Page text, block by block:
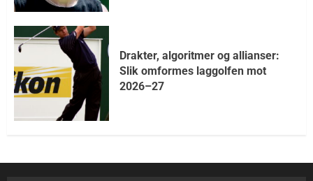
Drakter, algoritmer og allianser:
Slik omformes laggolfen mot
2026–27